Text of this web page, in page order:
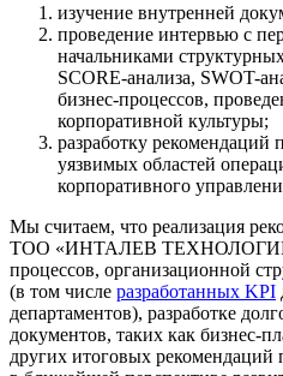
изучение внутренней
проведение интервью с
начальниками
SCORE-анализа, SWOT-
бизнес-процессов,
корпоративной культуры;
разработку
уязвимых областей
корпоративного
Мы считаем, что реализация
ТОО «ИНТАЛЕВ ТЕХНОЛОГИИ»
процессов, организационной
(в том числе разработанных KPI
департаментов), разработке
документов, таких как бизнес-
других итоговых рекомендаций